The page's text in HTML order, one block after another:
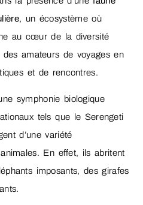
, un écosystème où
au cœur de la diversité
des amateurs de voyages en
et de rencontres.
symphonie biologique
tels que le Serengeti
d’une variété
En effet, ils abritent
imposants, des girafes